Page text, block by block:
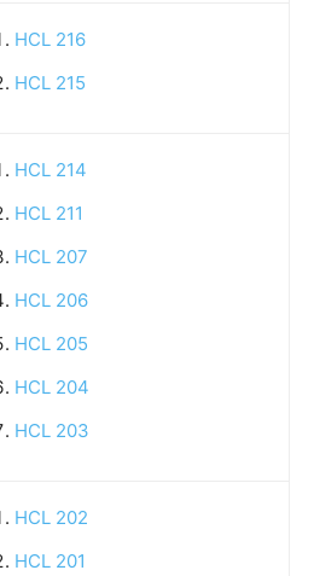
HCL 216
HCL 215
HCL 214
HCL 211
HCL 207
HCL 206
HCL 205
HCL 204
HCL 203
HCL 202
HCL 201